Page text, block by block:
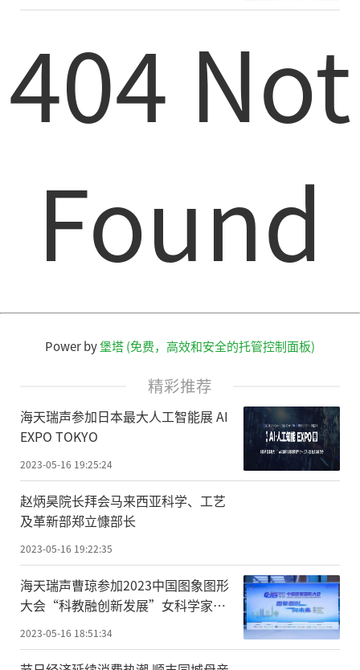
404 Not
Found
Power by堡塔 (免费，高效和安全的托管控制面板)
精彩推荐
海天瑞声参加日本最大人工智能展 AI
EXPO TOKYO
2023-05-16 19:25:24
赵炳昊院长拜会马来西亚科学、工艺
及革新部郑立慷部长
2023-05-16 19:22:35
海天瑞声曹琼参加2023中国图象图形
大会“科教融创新发展”女科学家主
题论坛
2023-05-16 18:51:34